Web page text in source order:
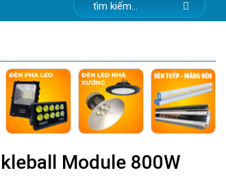
Module 800W